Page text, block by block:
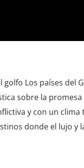
golfo Los países del
sobre la
y con un
donde el lujo y